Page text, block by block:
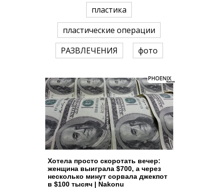
пластика
пластические операции
РАЗВЛЕЧЕНИЯ
фото
Хотела просто скоротать вечер:
женщина выиграла $700, а через
несколько минут сорвала джекпот
в $100 тысяч | Nakonu